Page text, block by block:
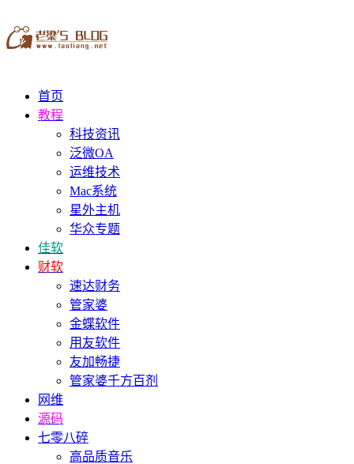
首页
教程
科技资讯
泛微OA
运维技术
Mac系统
星外主机
华众专题
佳软
财软
速达财务
管家婆
金蝶软件
用友软件
友加畅捷
管家婆千方百剂
网维
源码
七零八碎
高品质音乐